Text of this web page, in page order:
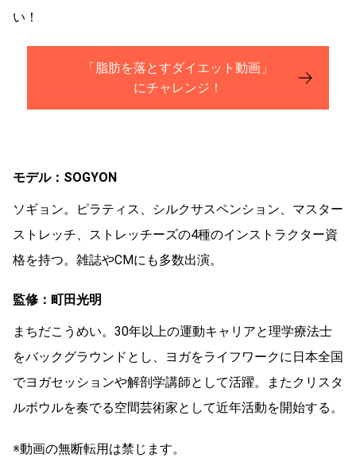
い！
「脂肪を落とすダイエット動画」
にチャレンジ！
モデル：SOGYON
ソギョン。ピラティス、シルクサスペンション、マスター
ストレッチ、ストレッチーズの4種のインストラクター資
格を持つ。雑誌やCMにも多数出演。
監修：町田光明
まちだこうめい。30年以上の運動キャリアと理学療法士
をバックグラウンドとし、ヨガをライフワークに日本全国
でヨガセッションや解剖学講師として活躍。またクリスタ
ルボウルを奏でる空間芸術家として近年活動を開始する。
※動画の無断転用は禁じます。